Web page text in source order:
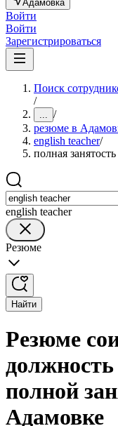
Адамовка
Войти
Войти
Зарегистрироваться
Поиск
/
... /
резюме в
english teacher/
полная занятость
english teacher
Резюме
Найти
Резюме
полной
Адамовке